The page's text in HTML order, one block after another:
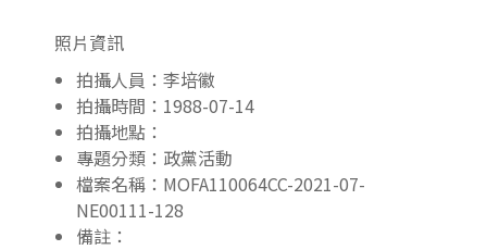
照片資訊
拍攝人員：李培徽
拍攝時間：1988-07-14
拍攝地點：
專題分類：政黨活動
檔案名稱：MOFA110064CC-2021-07-
NE00111-128
備註：